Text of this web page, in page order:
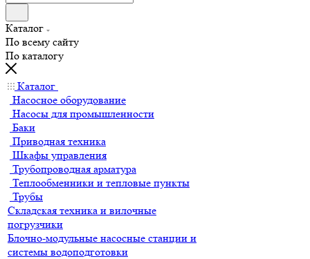
Каталог
По всему сайту
По каталогу
Каталог
Насосное оборудование
Насосы для промышленности
Баки
Приводная техника
Шкафы управления
Трубопроводная арматура
Теплообменники и тепловые пункты
Трубы
Складская техника и вилочные
погрузчики
Блочно-модульные насосные станции и
системы водоподготовки